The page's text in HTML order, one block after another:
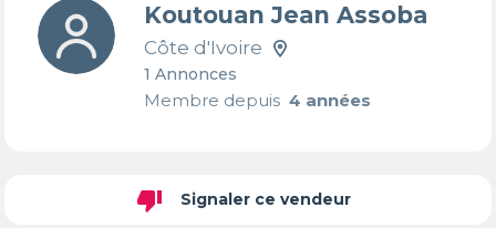
Koutouan Jean Assoba
Côte d'Ivoire
1 Annonces
Membre depuis4 années
thumb_down Signaler ce vendeur